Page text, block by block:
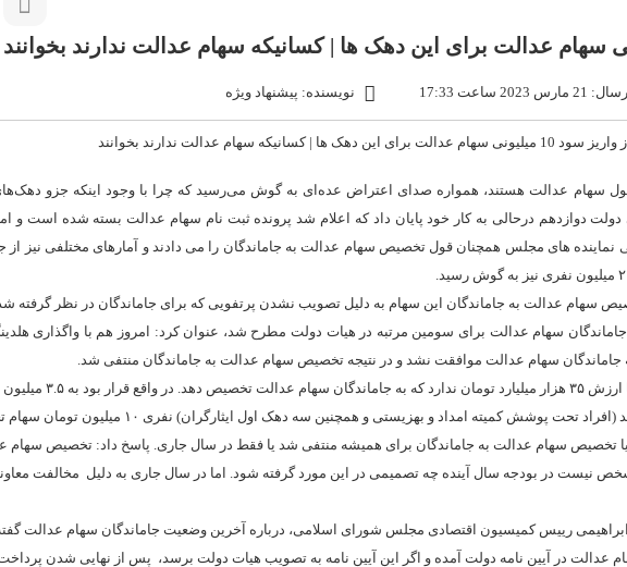
ساعت 17:33 نویسنده: پیشنهاد ویژه
سهام عدالتهستند، همواره صدای اعتراض عده‌ای به گوش می‌رسید که چرا با وجود اینکه جزو
دوازدهم درحالی به کار خود پایان داد که اعلام شد پرونده ثبت نام سهام عدالتبسته شده است و
نماینده های مجلس همچنان قول تخصیص سهام عدالتبه جاماندگان را می دادند و آمارهای مختلفی نیز از
عدالت به جاماندگان این سهام به دلیل تصویب نشدن پرتفویی که برای جاماندگان در نظر گرفته
جاماندگان سهام عدالت برای سومین مرتبه در هیات دولت مطرح شد، عنوان کرد: امروز هم با واگذاری
جاماندگان سهام عدالت موافقت نشد و در نتیجه تخصیص سهام عدالت به جاماندگان منتفی شد.
وی توضیح داد: زیرا دولت دیگر سهام ارزنده‌ای با
کمیته امداد و بهزیستی و همچنین سه دهک اول ایثارگران) نفری ۱۰ میلیون تومان سهام تخصیص داده شود.
سهام عدالت به جاماندگان برای همیشه منتفی شد یا فقط در سال جاری. پاسخ داد: تخصیص سهام
نیست در بودجه سال آینده چه تصمیمی در این مورد گرفته شود. اما در سال جاری به دلیل مخالفت
رییس کمیسیون اقتصادی مجلس شورای اسلامی، درباره آخرین وضعیت جاماندگان سهام عدالت
عدالت در آیین نامه دولت آمده و اگر این آیین نامه به تصویب هیات دولت برسد، پس از نهایی شدن